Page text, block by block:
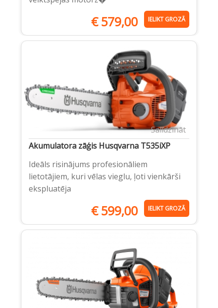
€579,00 IELIKT GROZĀ
Salīdzināt
Akumulatora zāģis Husqvarna T535iXP
Ideāls risinājums profesionāliem
lietotājiem, kuri vēlas vieglu, ļoti vienkārši
ekspluatēja
€599,00 IELIKT GROZĀ